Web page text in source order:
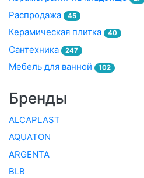
Распродажа 45
Керамическая плитка 40
Сантехника 247
Мебель для ванной 102
Бренды
ALCAPLAST
AQUATON
ARGENTA
BLB